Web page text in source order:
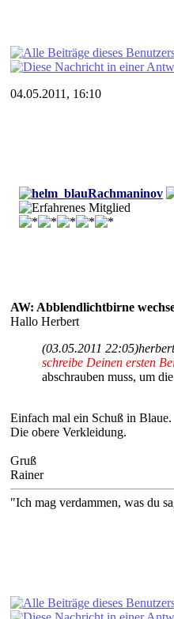
04.05.2011, 16:10
Rachmaninov
AW: Abblendlichtbirne
Hallo Herbert
(03.05.2011 22:05)
schreibe Deinen ersten
abschrauben muss, um
Einfach mal ein Schuß in Blaue.
Die obere Verkleidung.
Gruß
Rainer
"Ich mag verdammen, was du